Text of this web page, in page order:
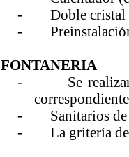
-
Doble cristal
-
FONTANERIA
-
Se
-
Sanitarios
-
La gritería